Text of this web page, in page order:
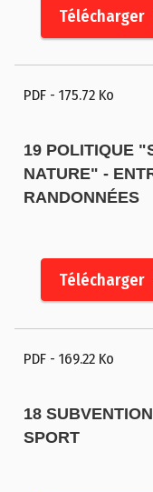
Télécharger
PDF - 175.72 Ko
19 POLITIQUE
NATURE" -
RANDONNÉES
Télécharger
PDF - 169.22 Ko
18
SPORT